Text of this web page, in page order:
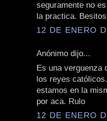
seguramente no
la practica.
12 DE ENERO
Anónimo dijo...
Es una verguenza
los reyes
estamos en la
por aca. Rulo
12 DE ENERO